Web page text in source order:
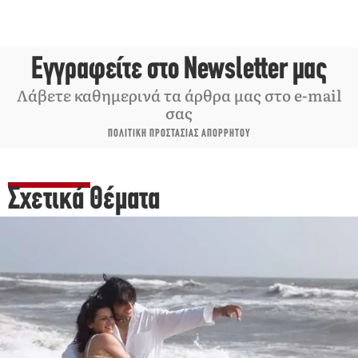
Εγγραφείτε στο Newsletter μας
Λάβετε καθημερινά τα άρθρα μας στο e-mail
σας
ΠΟΛΙΤΙΚΗ ΠΡΟΣΤΑΣΙΑΣ ΑΠΟΡΡΗΤΟΥ
Σχετικά Θέματα